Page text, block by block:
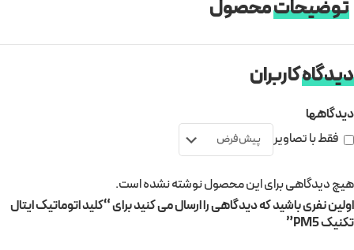
توضیحاتمحصول
دیدگاهکاربران
دیدگاهها
فقط با تصاویر
هیچ دیدگاهی برای این محصول نوشته نشده است.
اولین نفری باشید که دیدگاهی را ارسال می کنید برای “کلید اتوماتیک ایتال
تکنیک PM5”